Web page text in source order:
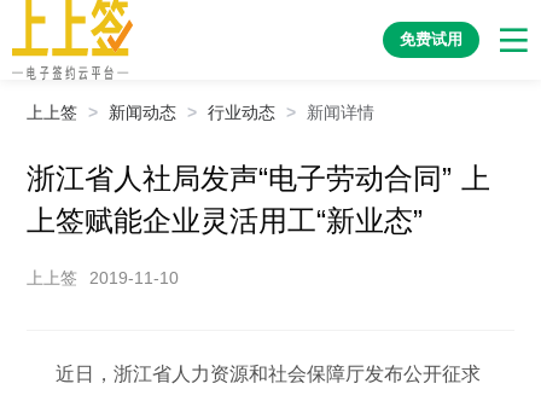
免费试用
上上签 > 新闻动态 > 行业动态 > 新闻详情
浙江省人社局发声“电子劳动合同” 上
上签赋能企业灵活用工“新业态”
上上签 2019-11-10
近日，浙江省人力资源和社会保障厅发布公开征求